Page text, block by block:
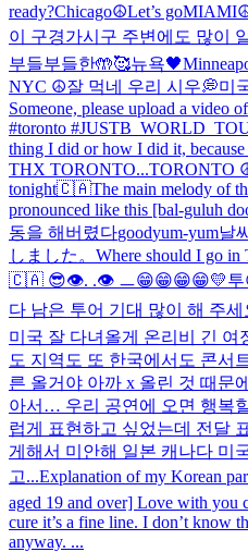
ready?Chicago☮️Let’s go
이 구경가시구 주변에도 많이
부들부들한🤲🥰뉴욕🖤
NYC ☮️잘 먹네 우리 시우💭미
Someone, please upload a video
#toronto
thing I did or how I did it,
THX TORONTO...TORONTO
tonight🇨🇦The main melody of
pronounced like this [bal-guluh
동을 해버렸다goodyum-yum날
しました。 Where should I go in
🇨🇦 😎👁️. .👁️ ㅡ😁😁😁😁💛
다 남은 투어 기대 많이 해 주세
미국 잘 다녀올게 온리비 긴 여
도 지역도 또 한국에서도 콘서
른 올거야 아까 x 올린 것 때문
아서… 우리 공연에 오면 행복
럽게 표현하고 싶었는데 전달
게해서 미안해 일본 캐나다 미
고...Explanation of my Korean
aged 19 and over] Love with you
cure it’s a fine line. I don’t know
anyway. ...